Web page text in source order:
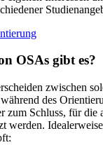
OSAs gibt es?
zwischen
des
zum Schluss, für die
werden.